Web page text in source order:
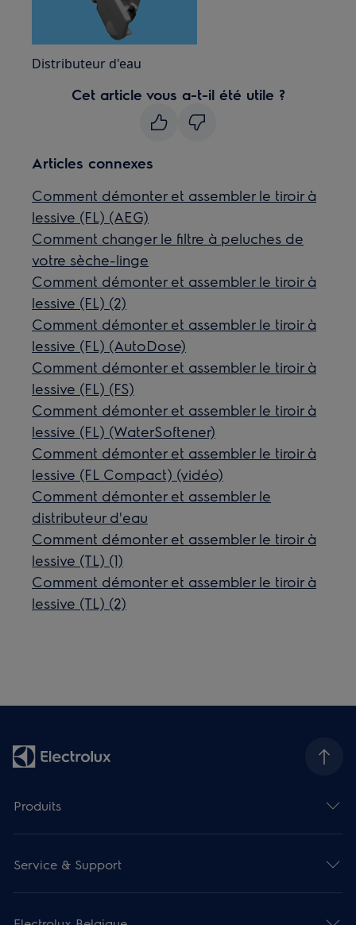
Distributeur d'eau
Cet article vous a-t-il été utile ?
Articles connexes
Comment démonter et assembler le tiroir à
lessive (FL) (AEG)
Comment changer le filtre à peluches de
votre sèche-linge
Comment démonter et assembler le tiroir à
lessive (FL) (2)
Comment démonter et assembler le tiroir à
lessive (FL) (AutoDose)
Comment démonter et assembler le tiroir à
lessive (FL) (FS)
Comment démonter et assembler le tiroir à
lessive (FL) (WaterSoftener)
Comment démonter et assembler le tiroir à
lessive (FL Compact) (vidéo)
Comment démonter et assembler le
distributeur d'eau
Comment démonter et assembler le tiroir à
lessive (TL) (1)
Comment démonter et assembler le tiroir à
lessive (TL) (2)
Produits
Service & Support